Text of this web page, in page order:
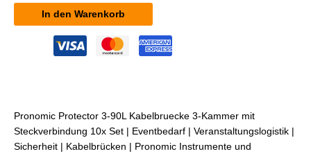
90L
Kabelbrücke
10x
Set
Menge
In den Warenkorb
Pronomic Protector 3-90L Kabelbruecke 3-Kammer mit
Steckverbindung 10x Set | Eventbedarf | Veranstaltungslogistik |
Sicherheit | Kabelbrücken | Pronomic Instrumente und